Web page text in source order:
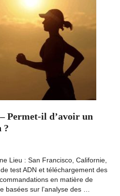
Permet-il d’avoir un
?
Lieu : San Francisco, Californie,
test ADN et téléchargement des
en matière de
basées sur l’analyse des …